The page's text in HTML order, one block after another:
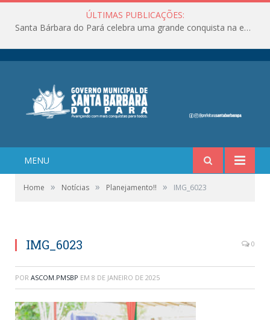
ÚLTIMAS PUBLICAÇÕES:
Santa Bárbara do Pará celebra uma grande conquista na educação!
MENU
Home » Notícias » Planejamento!! » IMG_6023
IMG_6023 0
POR ASCOM.PMSBP EM 8 DE JANEIRO DE 2025